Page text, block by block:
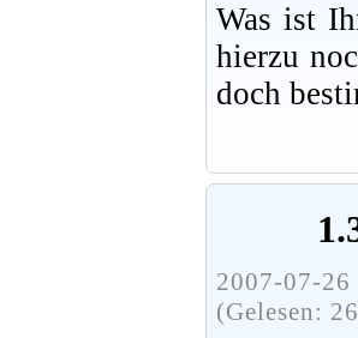
Was ist
hierzu
doch
2007-07-
(Gelesen: